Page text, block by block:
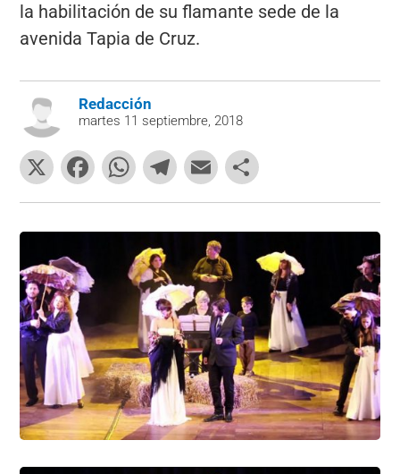
la habilitación de su flamante sede de la
avenida Tapia de Cruz.
Redacción
martes 11 septiembre, 2018
X
F
a
c
o
k
W
h
at
s
A
p
p
T
el
e
gr
a
m
E
m
ai
l
o
m
p
ar
tir